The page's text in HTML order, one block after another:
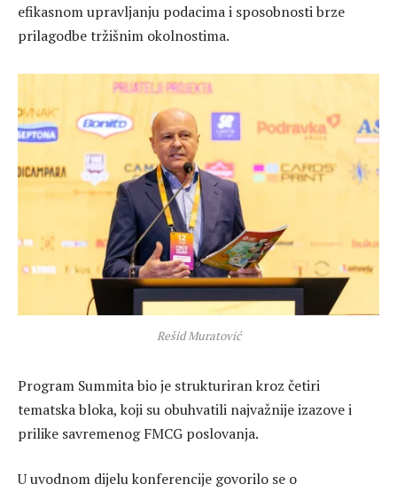
efikasnom upravljanju podacima i sposobnosti brze
prilagodbe tržišnim okolnostima.
Rešid Muratović
Program Summita bio je strukturiran kroz četiri
tematska bloka, koji su obuhvatili najvažnije izazove i
prilike savremenog FMCG poslovanja.
U uvodnom dijelu konferencije govorilo se o